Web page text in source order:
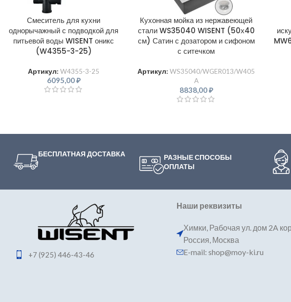
Смеситель для кухни
однорычажный с подводкой для
питьевой воды WISENT оникс
(W4355-3-25)
Артикул:W4355-3-25
6095,00₽
Кухонная мойка из нержавеющей
стали WS35040 WISENT (50х40
см) Сатин с дозатором и сифоном
с ситечком
Артикул:WS35040/WGER013/W405
A
8838,00₽
БЕСПЛАТНАЯ ДОСТАВКА
РАЗНЫЕ СПОСОБЫ
ОПЛАТЫ
+7 (925) 446-43-46
Наши реквизиты
Химки, Рабочая ул. дом 2A
Россия, Москва
E-mail: shop@moy-ki.ru